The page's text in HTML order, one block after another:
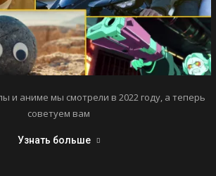
и аниме мы смотрели в 2022 году, а теперь
советуем вам
Узнать больше